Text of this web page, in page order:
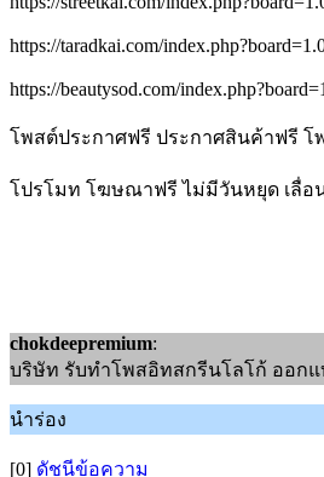
https://taradkai.com/
https://beautysod.com/
โพสต์ประกาศฟรี ประกาศสินค้าฟรี โ
โปรโมท โฆษณาฟรี ไม่มีวันหยุด เลื่อ
chokdeepremium:
บริษัท รับทำโพสอิทสกรีนโลโก้ ออกแ
นำร่อง
[0] ดัชนีข้อความ